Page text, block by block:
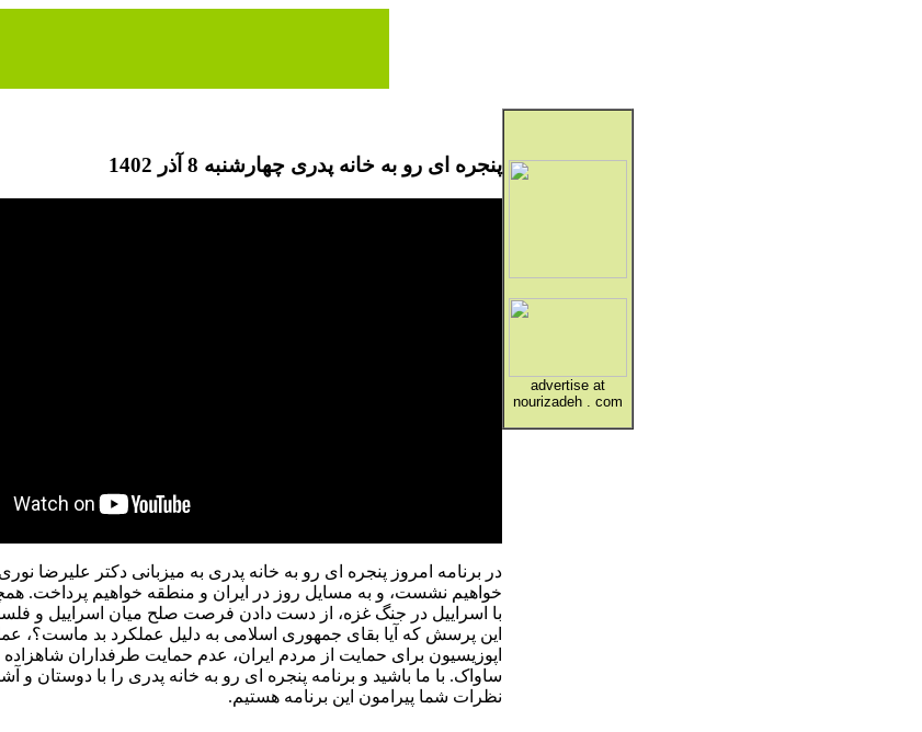
پنجره ای رو به خانه پدری چهارشنبه 8 آذر 1402
در برنامه امروز پنجره ای رو به خانه پدری به میزبانی دکتر علیرضا
خواهیم نشست، و به مسایل روز در ایران و منطقه خواهیم پرداخت.
با اسراییل در جنگ غزه، از دست دادن فرصت صلح میان اسراییل و
این پرسش که آیا بقای جمهوری اسلامی به دلیل عملکرد بد ماست؟،
اپوزیسیون برای حمایت از مردم ایران، عدم حمایت طرفداران
ساواک. با ما باشید و برنامه پنجره ای رو به خانه پدری را با دوستان و
نظرات شما پیرامون این برنامه هستیم.
advertise at
nourizadeh . com